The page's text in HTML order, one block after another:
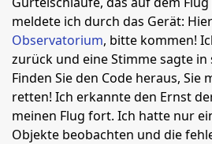
meldete ich durch das Gerät:
Observatorium, bitte kommen!
zurück und eine Stimme sagte in
Finden Sie den Code heraus, Sie
retten! Ich erkannte den Ernst
meinen Flug fort. Ich hatte nur
Objekte beobachten und die